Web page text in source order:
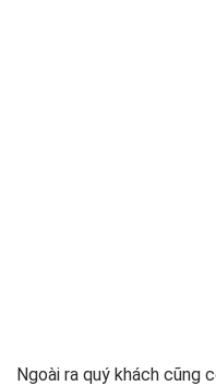
Ngoài ra quý khách cũng